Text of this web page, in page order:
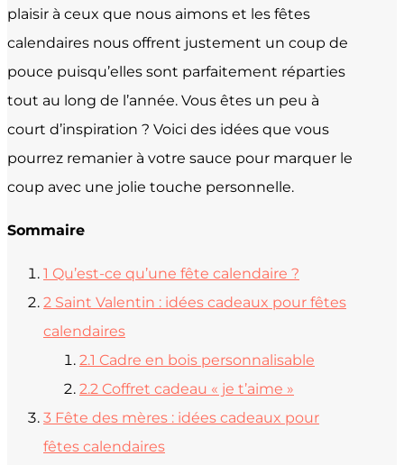
plaisir à ceux que nous aimons et les fêtes
calendaires nous offrent justement un coup de
pouce puisqu’elles sont parfaitement réparties
tout au long de l’année. Vous êtes un peu à
court d’inspiration ? Voici des idées que vous
pourrez remanier à votre sauce pour marquer le
coup avec une jolie touche personnelle.
Sommaire
1 Qu’est-ce qu’une fête calendaire ?
2 Saint Valentin : idées cadeaux pour fêtes
calendaires
2.1 Cadre en bois personnalisable
2.2 Coffret cadeau « je t’aime »
3 Fête des mères : idées cadeaux pour
fêtes calendaires